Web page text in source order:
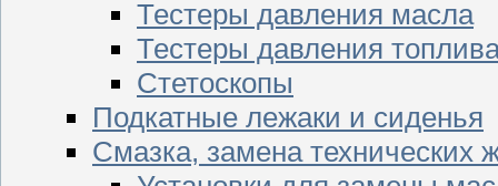
Тестеры давления масла
Тестеры давления
Стетоскопы
Подкатные лежаки и сиденья
Смазка, замена технических